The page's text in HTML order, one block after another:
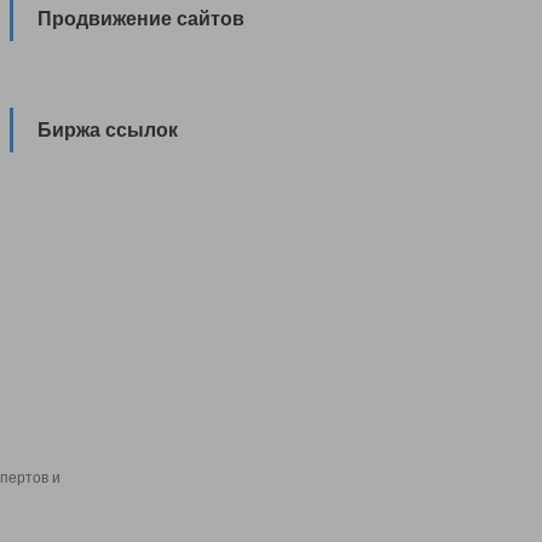
Продвижение сайтов
Биржа ссылок
и